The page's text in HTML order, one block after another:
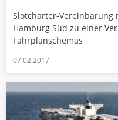
Slotcharter-Vereinbarung
Hamburg Süd zu einer
Fahrplanschemas
07.02.2017